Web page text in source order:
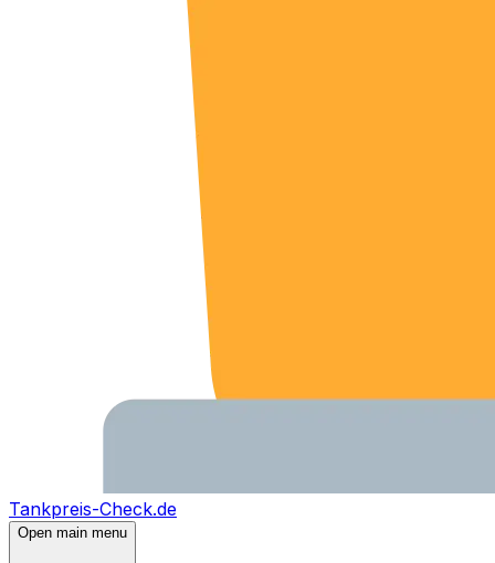
Tankpreis-Check.de
Open main menu